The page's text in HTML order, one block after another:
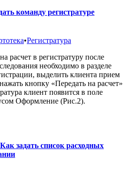
команду регистратуре
•Регистратура
расчет в регистратуру после
необходимо в разделе
выделить клиента прием
кнопку «Передать на расчет»
клиент появится в поле
Оформление (Рис.2).
задать список расходных